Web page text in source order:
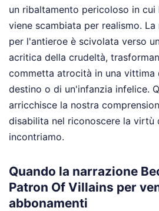
un ribaltamento pericoloso in
viene scambiata per realismo.
per l'antieroe è scivolata verso
acritica della crudeltà,
commetta atrocità in una vittima
destino o di un'infanzia infelice.
arricchisce la nostra
disabilita nel riconoscere la virtù
incontriamo.
Quando la narrazione
Patron Of Villains per
abbonamenti